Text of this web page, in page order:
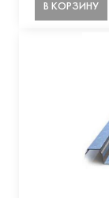
В КОРЗИНУ